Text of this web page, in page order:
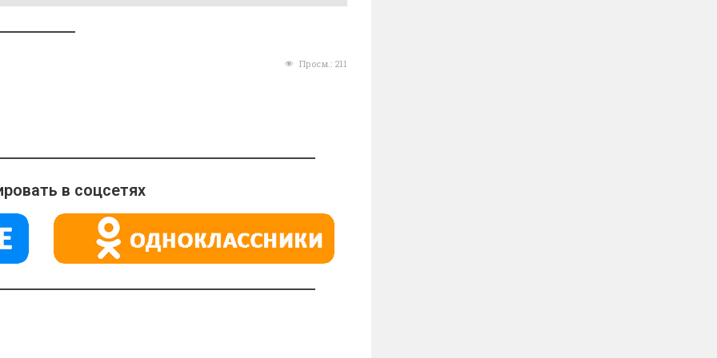
Просм.: 211
в соцсетях